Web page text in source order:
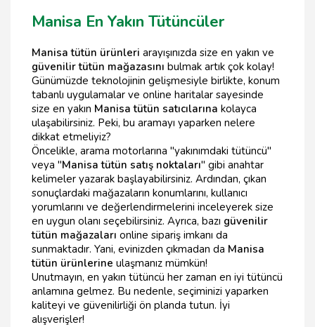
Manisa En Yakın Tütüncüler
Manisa tütün ürünleri arayışınızda size en yakın ve
güvenilir tütün mağazasını bulmak artık çok kolay!
Günümüzde teknolojinin gelişmesiyle birlikte, konum
tabanlı uygulamalar ve online haritalar sayesinde
size en yakın Manisa tütün satıcılarına kolayca
ulaşabilirsiniz. Peki, bu aramayı yaparken nelere
dikkat etmeliyiz?
Öncelikle, arama motorlarına "yakınımdaki tütüncü"
veya "Manisa tütün satış noktaları" gibi anahtar
kelimeler yazarak başlayabilirsiniz. Ardından, çıkan
sonuçlardaki mağazaların konumlarını, kullanıcı
yorumlarını ve değerlendirmelerini inceleyerek size
en uygun olanı seçebilirsiniz. Ayrıca, bazı güvenilir
tütün mağazaları online sipariş imkanı da
sunmaktadır. Yani, evinizden çıkmadan da Manisa
tütün ürünlerine ulaşmanız mümkün!
Unutmayın, en yakın tütüncü her zaman en iyi tütüncü
anlamına gelmez. Bu nedenle, seçiminizi yaparken
kaliteyi ve güvenilirliği ön planda tutun. İyi
alışverişler!